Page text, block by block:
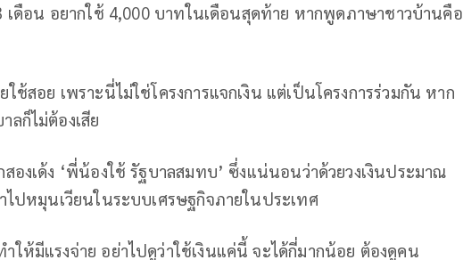
เดือน อยากใช้ 4,000 บาทในเดือนสุดท้าย หากพูดภาษาชาวบ้านคือ
ช้สอย เพราะนี่ไม่ใช่โครงการแจกเงิน แต่เป็นโครงการร่วมกัน หาก
ก็ไม่ต้องเสีย
สองเด้ง ‘พี่น้องใช้ รัฐบาลสมทบ’ ซึ่งแน่นอนว่าด้วยวงเงินประมาณ
ไปหมุนเวียนในระบบเศรษฐกิจภายในประเทศ
ำให้มีแรงจ่าย อย่าไปดูว่าใช้เงินแค่นี้ จะได้กี่มากน้อย ต้องดูคน